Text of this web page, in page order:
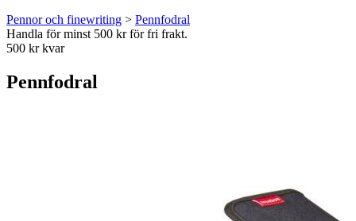
Pennor och finewriting > Pennfodral
Handla för minst 500 kr för fri frakt.
500 kr kvar
Pennfodral